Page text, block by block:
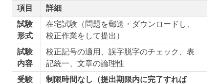
項目
詳細
試験
形式
在宅試験（問題を郵送・ダウンロードし、
校正作業をして提出）
試験
内容
校正記号の適用、誤字脱字のチェック、表
記統一、文章の論理性
受験
制限時間なし（提出期限内に完了すれば